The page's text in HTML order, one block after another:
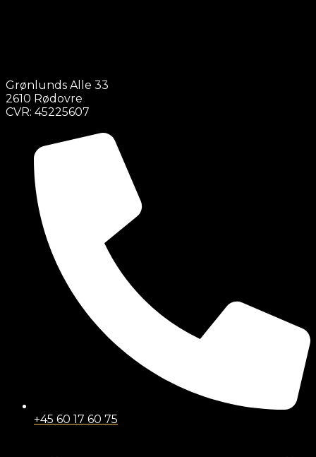
Grønlunds Alle 33
2610 Rødovre
CVR: 45225607
+45 60 17 60 75